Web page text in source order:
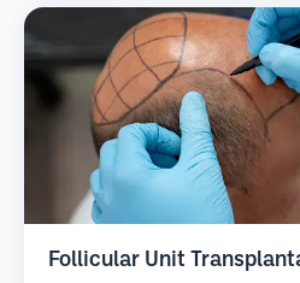
Follicular Unit